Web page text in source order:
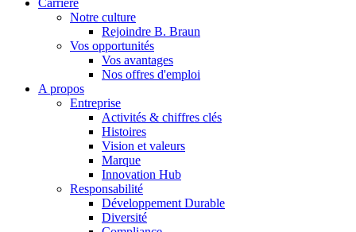
En dialogue avec B. Braun. Contactez-nous.
Notre culture
Rejoindre B. Braun
Vos opportunités
Vos avantages
Nos offres d'emploi
A propos
Entreprise
Activités & chiffres clés
Histoires
Vision et valeurs
Marque
Innovation Hub
Responsabilité
Développement Durable
Diversité